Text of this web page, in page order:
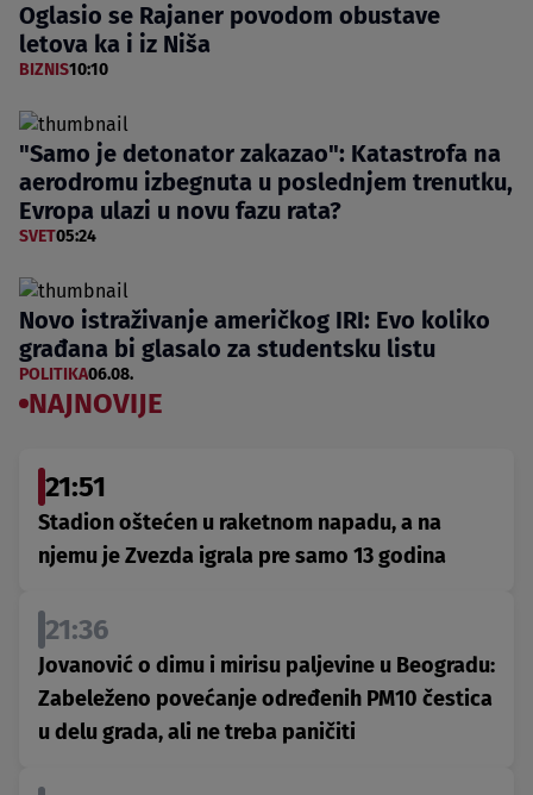
Oglasio se Rajaner povodom obustave
letova ka i iz Niša
BIZNIS10:10
"Samo je detonator zakazao": Katastrofa na
aerodromu izbegnuta u poslednjem trenutku,
Evropa ulazi u novu fazu rata?
SVET05:24
Novo istraživanje američkog IRI: Evo koliko
građana bi glasalo za studentsku listu
POLITIKA06.08.
NAJNOVIJE
21:51
Stadion oštećen u raketnom napadu, a na
njemu je Zvezda igrala pre samo 13 godina
21:36
Jovanović o dimu i mirisu paljevine u Beogradu:
Zabeleženo povećanje određenih PM10 čestica
u delu grada, ali ne treba paničiti